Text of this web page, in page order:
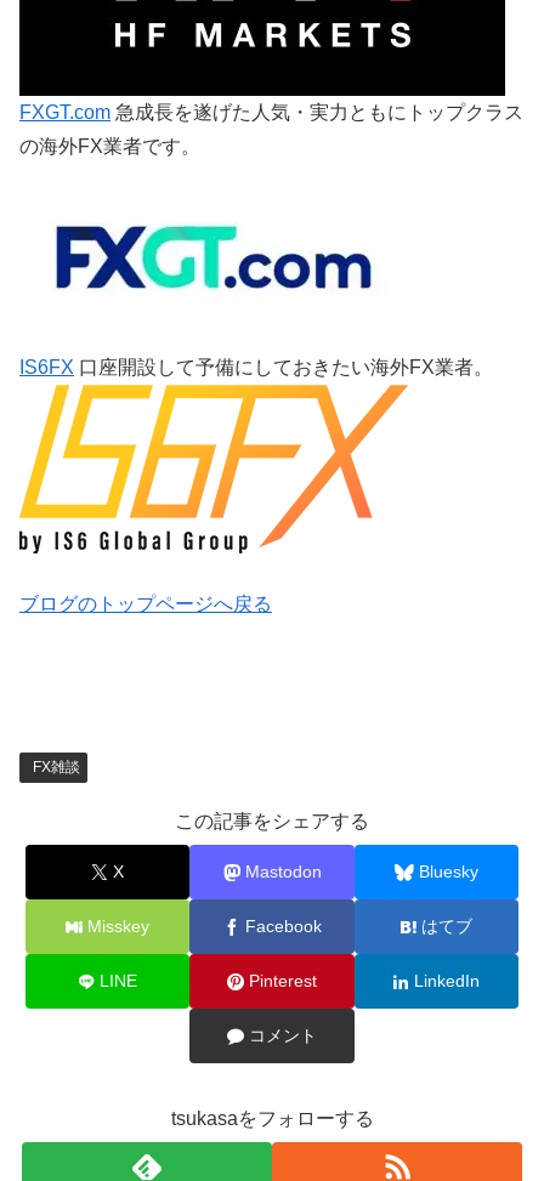
FXGT.com 急成長を遂げた人気・実力ともにトップクラス
の海外FX業者です。
IS6FX 口座開設して予備にしておきたい海外FX業者。
ブログのトップページへ戻る
FX雑談
この記事をシェアする
X Mastodon Bluesky
Misskey Facebook はてブ
LINE Pinterest LinkedIn
コメント
tsukasaをフォローする